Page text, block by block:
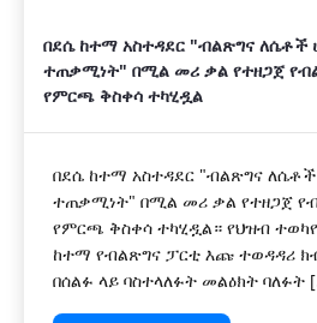
በደሴ ከተማ አስተዳደር "ብልጽግና ለሴቶች
ተጠቃሚነት" በሚል መሪ ቃል የተዘጋጀ
የምርጫ ቅስቀሳ ተካሂዷል
በደሴ ከተማ አስተዳደር "ብልጽግና
ተጠቃሚነት" በሚል መሪ ቃል የተዘጋጀ
የምርጫ ቅስቀሳ ተካሂዷል። የህዝብ
ከተማ የብልጽግና ፓርቲ እጩ ተወዳዳሪ
በሰልፉ ላይ ባስተላለፉት መልዕክት ባለፉት